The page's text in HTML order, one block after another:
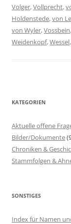
Volger,Vollprecht,
Holdenstede,von
von Wyler,Vossbein,
Weidenkopf,Wessel,
KATEGORIEN
Aktuelle offene
Bilder/Dokumente
Chroniken &
Stammfolgen &
SONSTIGES
Index für Namen